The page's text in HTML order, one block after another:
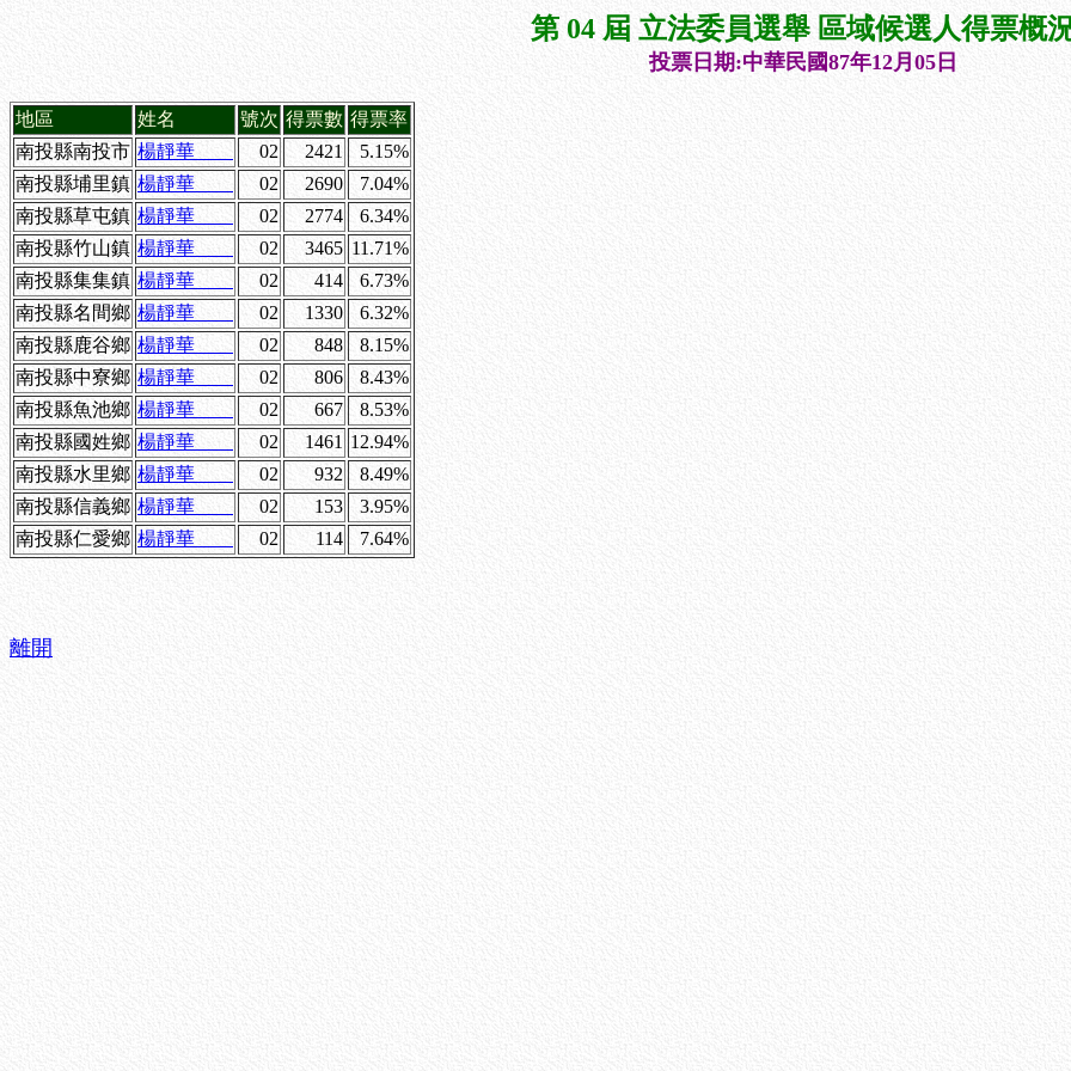
第 04 屆 立法委員選舉 區域候選人得票概
投票日期:中華民國87年12月05日
地區 姓名 號次 得票數 得票率
南投縣南投市 楊靜華 02 2421
5.15%
南投縣埔里鎮 楊靜華 02 2690
7.04%
南投縣草屯鎮 楊靜華 02 2774
6.34%
南投縣竹山鎮 楊靜華 02 3465 11.71%
南投縣集集鎮 楊靜華 02 414
6.73%
南投縣名間鄉 楊靜華 02 1330
6.32%
南投縣鹿谷鄉 楊靜華 02 848
8.15%
南投縣中寮鄉 楊靜華 02 806
8.43%
南投縣魚池鄉 楊靜華 02 667
8.53%
南投縣國姓鄉 楊靜華 02 1461 12.94%
南投縣水里鄉 楊靜華 02 932
8.49%
南投縣信義鄉 楊靜華 02 153
3.95%
南投縣仁愛鄉 楊靜華 02 114 7.64%
離開